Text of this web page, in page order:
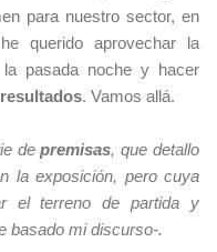
para nuestro sector, en
querido aprovechar la
pasada noche y hacer
. Vamos allá.
depremisas, que detallo
la exposición, pero cuya
el terreno de partida y
basado mi discurso-.